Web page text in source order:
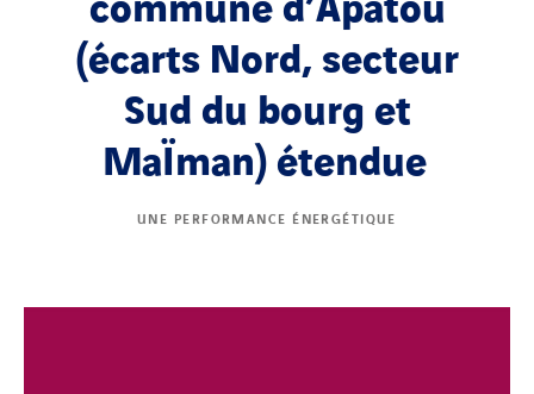
(écarts Nord, secteur
Sud du bourg et
MaÏman) étendue
UNE PERFORMANCE ÉNERGÉTIQUE